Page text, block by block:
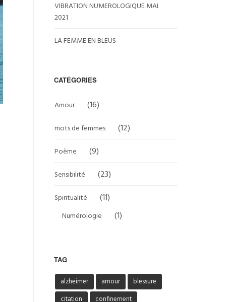
VIBRATION NUMEROLOGIQUE MAI
2021
LA FEMME EN BLEUS
CATÉGORIES
Amour (16)
mots de femmes (12)
Poème (9)
Sensibilité (23)
Spiritualité (11)
Numérologie (1)
TAG
alzheimer amour
blessure
citation
confinement